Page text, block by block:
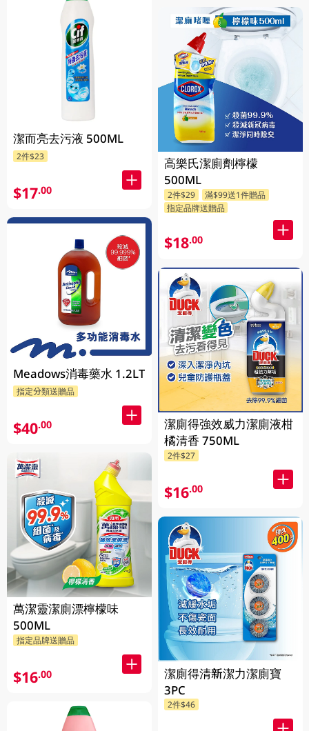
潔而亮去污液 500ML
2件$23
$17.00
Meadows消毒藥水 1.2LT
指定分類送贈品
$40.00
萬潔靈潔廁漂檸檬味
500ML
指定品牌送贈品
$16.00
高樂氏潔廁劑檸檬
500ML
2件$29
滿$99送1件贈品
指定品牌送贈品
$18.00
潔廁得強效威力潔廁液柑
橘清香 750ML
2件$27
$16.00
潔廁得清新潔力潔廁寶
3PC
2件$46